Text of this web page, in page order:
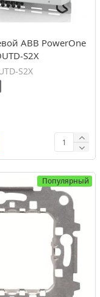
ABB PowerOne
S2X
S2X
Популярный